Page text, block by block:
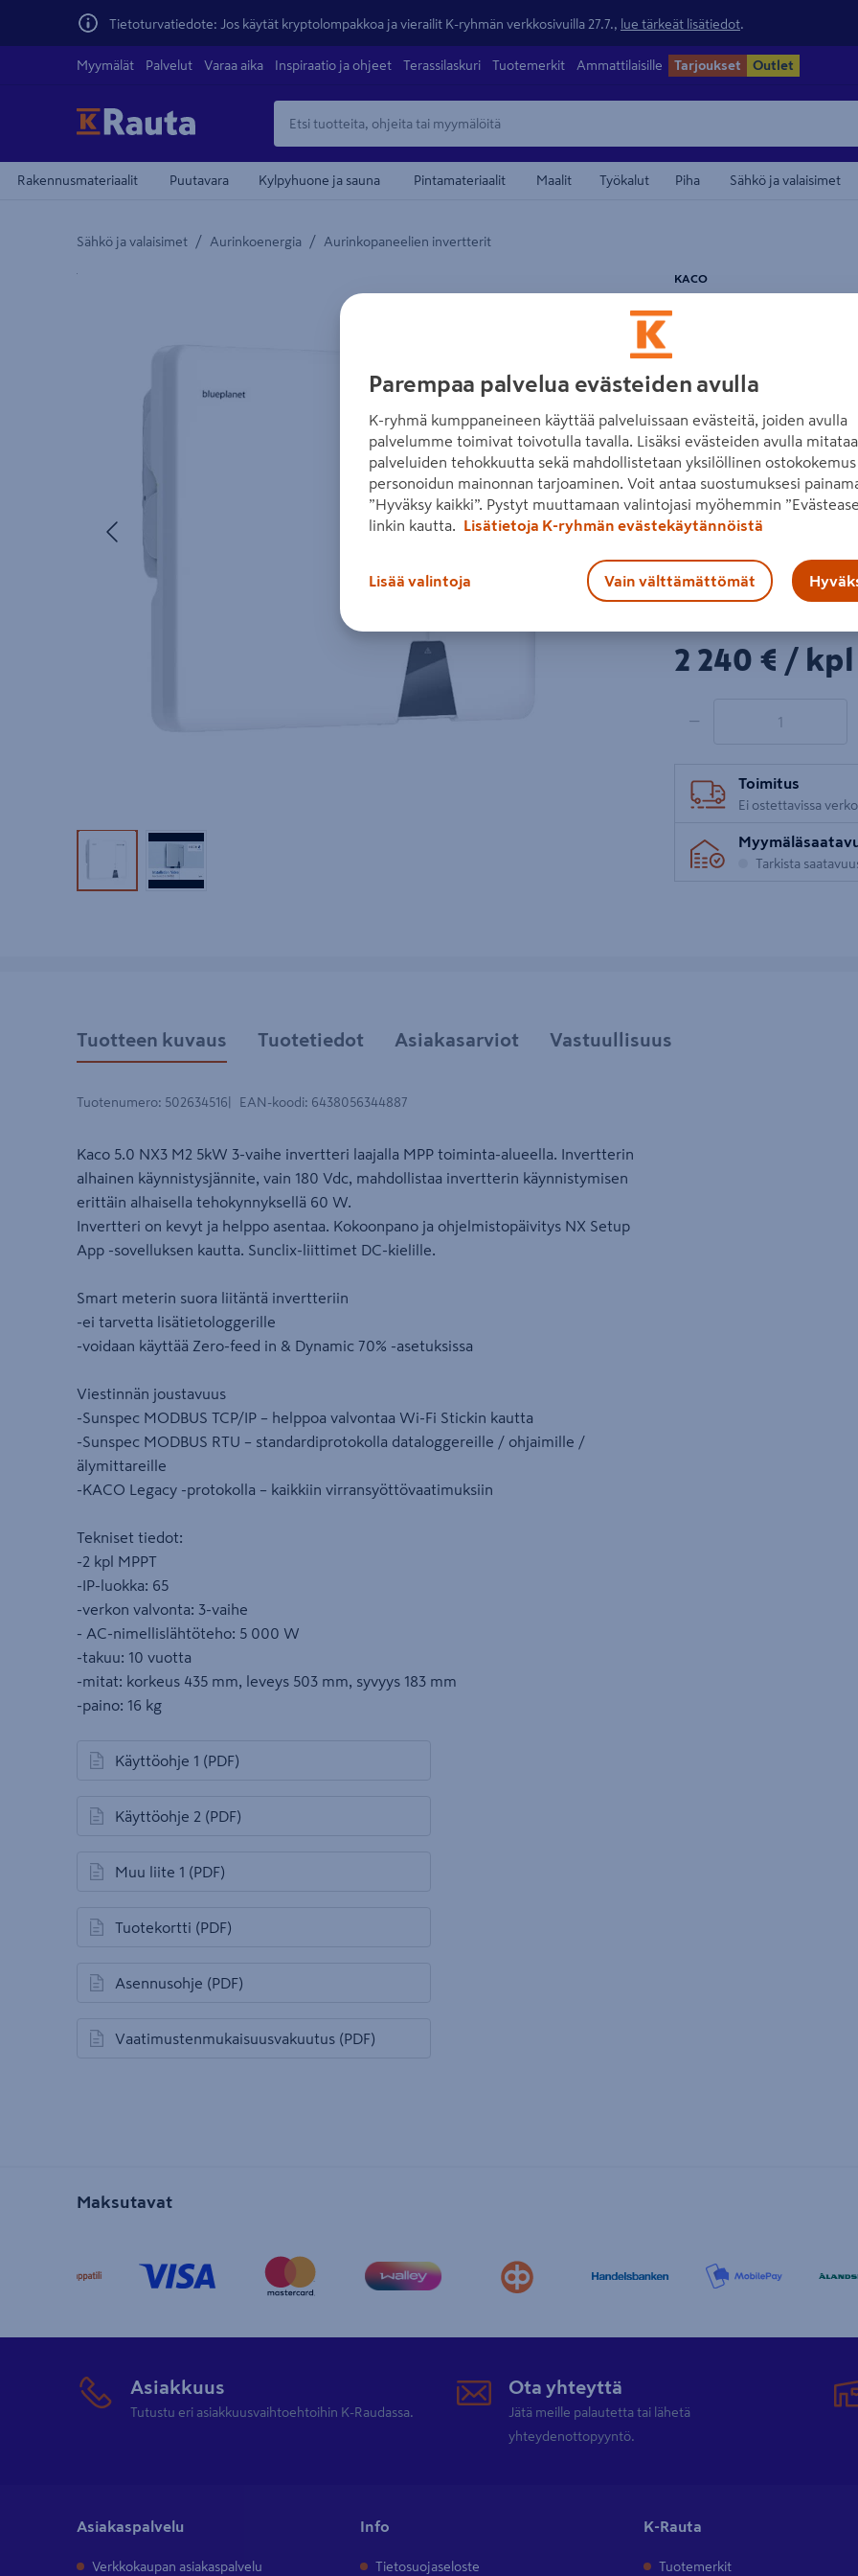
Tietoturvatiedote: Jos käytät kryptolompakkoa ja vierailit K-ryhmän verkkosivuilla 27.7., lue tärkeät lisätiedot
Myymälät Palvelut Varaa aika Inspiraatio ja ohjeet Terassilaskuri Tuotemerkit Ammattilaisille Tarjoukset Outlet
Rakennusmateriaalit Puutavara Kylpyhuone ja sauna Pintamateriaalit Maalit Työkalut Piha Sähkö ja valaisimet
Sähkö ja valaisimet / Aurinkoenergia / Aurinkopaneelien invertterit
Yksityiskohtainen kuvaus löytyy Tuotteen kuvaus -maamerkistä
Tämä video vaatii
Seuraava
Tuotekuva 1Tuotekuva 2
PV-invertteri
KACO
Kolmivaihe invertteri
käynnistysjännite, ei
Lue koko tuotekuvaus
Katso liitetiedostot
Tuote ei ole
ja hinta
tästä.
2240€/kpl
2 240 € / kpl
−
Toimitus
Ei ostettavissa
Tarkista
Tuotteen kuvaus Tuotetiedot Asiakasarviot Vastuullisuus
Tuotenumero: 502634516 EAN-koodi: 6438056344887
Kaco 5.0 NX3 M2 5kW 3-vaihe invertteri laajalla MPP toiminta-alueella. Invertterin
alhainen käynnistysjännite, vain 180 Vdc, mahdollistaa invertterin käynnistymisen
erittäin alhaisella tehokynnyksellä 60 W.
Invertteri on kevyt ja helppo asentaa. Kokoonpano ja ohjelmistopäivitys NX Setup
App -sovelluksen kautta. Sunclix-liittimet DC-kielille.
Smart meterin suora liitäntä invertteriin
-ei tarvetta lisätietologgerille
-voidaan käyttää Zero-feed in & Dynamic 70% -asetuksissa
Viestinnän joustavuus
-Sunspec MODBUS TCP/IP – helppoa valvontaa Wi-Fi Stickin kautta
-Sunspec MODBUS RTU – standardiprotokolla dataloggereille / ohjaimille /
älymittareille
-KACO Legacy -protokolla – kaikkiin virransyöttövaatimuksiin
Tekniset tiedot:
-2 kpl MPPT
-IP-luokka: 65
-verkon valvonta: 3-vaihe
- AC-nimellislähtöteho: 5 000 W
-takuu: 10 vuotta
-mitat: korkeus 435 mm, leveys 503 mm, syvyys 183 mm
-paino: 16 kg
Käyttöohje 1 (PDF)
avautuu uuteen välilehteen
Käyttöohje 2 (PDF)
avautuu uuteen välilehteen
Muu liite 1 (PDF)
avautuu uuteen välilehteen
Tuotekortti (PDF)
avautuu uuteen välilehteen
Asennusohje (PDF)
avautuu uuteen välilehteen
Vaatimustenmukaisuusvakuutus (PDF)
avautuu uuteen välilehteen
Maksutavat
Asiakkuus
Tutustu eri asiakkuusvaihtoehtoihin K-Raudassa.
Ota yhteyttä
Jätä meille palautetta tai lähetä
yhteydenottopyyntö.
Asiakaspalvelu
Verkkokaupan asiakaspalvelu
Info
Tietosuojaseloste
K-Rauta
Tuotemerkit
Parempaa palvelua evästeiden avulla
K-ryhmä kumppaneineen käyttää palveluissaan evästeitä, joiden avulla
palvelumme toimivat toivotulla tavalla. Lisäksi evästeiden avulla
palveluiden tehokkuutta sekä mahdollistetaan yksilöllinen ostokokemus
personoidun mainonnan tarjoaminen. Voit antaa suostumuksesi
”Hyväksy kaikki”. Pystyt muuttamaan valintojasi myöhemmin
linkin kautta.
Lisätietoja K-ryhmän evästekäytännöistä
Lisää valintoja Vain välttämättömät